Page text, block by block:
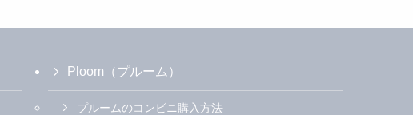
Ploom（プルーム）
プルームのコンビニ購入方法